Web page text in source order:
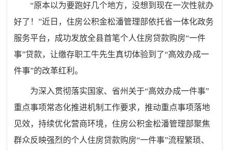
“原本以为要跑好几个地方，没想到现在一次性就办
好了！”近日，住房公积金松潘管理部依托省一体化政务
服务平台，成功发放全县首笔个人住房贷款购房“一件
事”贷款，让缴存职工牛先生真切体验到了“高效办成一
件事”的改革红利。
为深入贯彻落实国家、省州关于“高效办成一件事”
重点事项常态化推进机制工作要求，推动重点事项落地
见效，持续优化营商环境，住房公积金松潘管理部聚焦
群众反映强烈的个人住房贷款购房“一件事”流程繁琐、